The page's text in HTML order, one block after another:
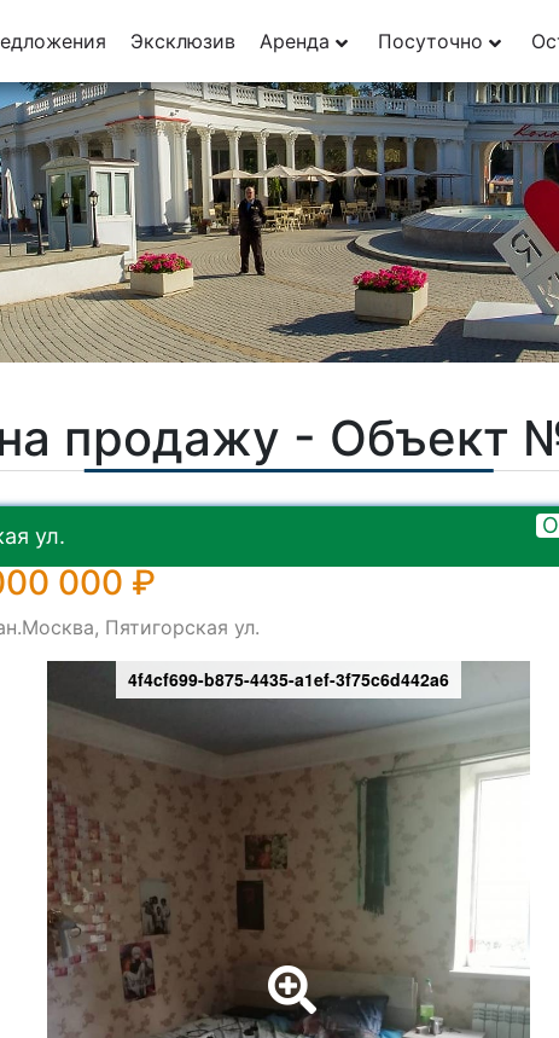
Эксклюзив Аренда Посуточно
продажу - Объект
ул.
000 ₽
Пятигорская ул.
4f4cf699-b875-4435-a1ef-3f75c6d442a6